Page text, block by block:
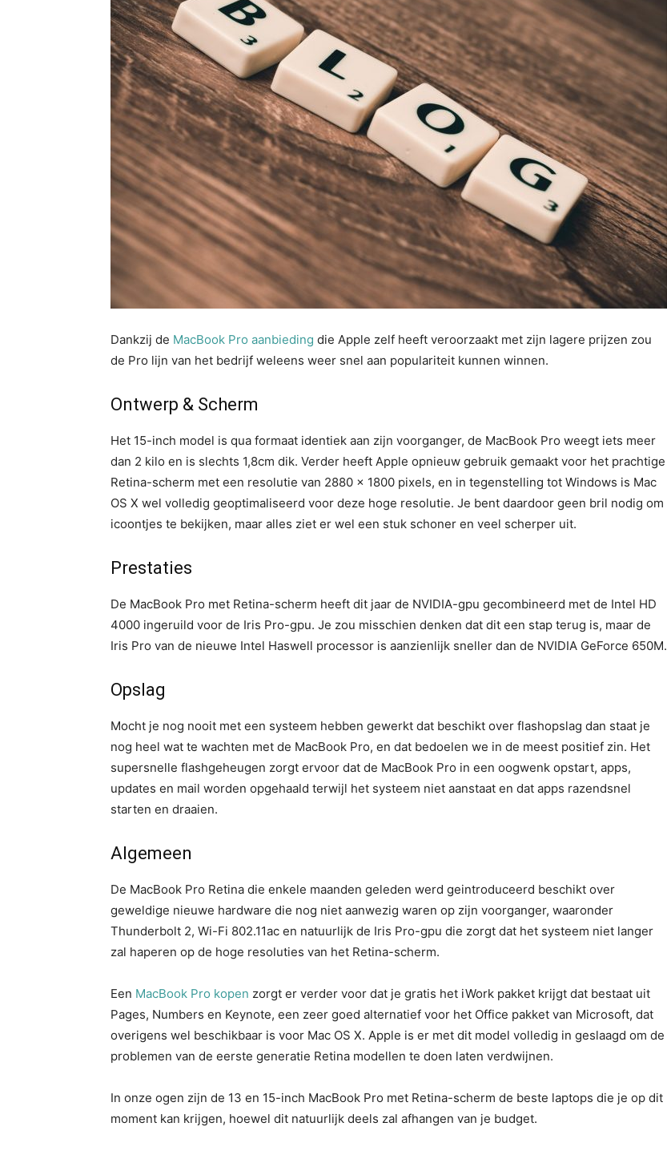
Dankzij de MacBook Pro aanbieding die Apple zelf heeft veroorzaakt met zijn lagere prijzen zou
de Pro lijn van het bedrijf weleens weer snel aan populariteit kunnen winnen.
Ontwerp & Scherm
Het 15-inch model is qua formaat identiek aan zijn voorganger, de MacBook Pro weegt iets meer
dan 2 kilo en is slechts 1,8cm dik. Verder heeft Apple opnieuw gebruik gemaakt voor het prachtige
Retina-scherm met een resolutie van 2880 x 1800 pixels, en in tegenstelling tot Windows is Mac
OS X wel volledig geoptimaliseerd voor deze hoge resolutie. Je bent daardoor geen bril nodig om
icoontjes te bekijken, maar alles ziet er wel een stuk schoner en veel scherper uit.
Prestaties
De MacBook Pro met Retina-scherm heeft dit jaar de NVIDIA-gpu gecombineerd met de Intel HD
4000 ingeruild voor de Iris Pro-gpu. Je zou misschien denken dat dit een stap terug is, maar de
Iris Pro van de nieuwe Intel Haswell processor is aanzienlijk sneller dan de NVIDIA GeForce 650M.
Opslag
Mocht je nog nooit met een systeem hebben gewerkt dat beschikt over flashopslag dan staat je
nog heel wat te wachten met de MacBook Pro, en dat bedoelen we in de meest positief zin. Het
supersnelle flashgeheugen zorgt ervoor dat de MacBook Pro in een oogwenk opstart, apps,
updates en mail worden opgehaald terwijl het systeem niet aanstaat en dat apps razendsnel
starten en draaien.
Algemeen
De MacBook Pro Retina die enkele maanden geleden werd geintroduceerd beschikt over
geweldige nieuwe hardware die nog niet aanwezig waren op zijn voorganger, waaronder
Thunderbolt 2, Wi-Fi 802.11ac en natuurlijk de Iris Pro-gpu die zorgt dat het systeem niet langer
zal haperen op de hoge resoluties van het Retina-scherm.
Een MacBook Pro kopen zorgt er verder voor dat je gratis het iWork pakket krijgt dat bestaat uit
Pages, Numbers en Keynote, een zeer goed alternatief voor het Office pakket van Microsoft, dat
overigens wel beschikbaar is voor Mac OS X. Apple is er met dit model volledig in geslaagd om de
problemen van de eerste generatie Retina modellen te doen laten verdwijnen.
In onze ogen zijn de 13 en 15-inch MacBook Pro met Retina-scherm de beste laptops die je op dit
moment kan krijgen, hoewel dit natuurlijk deels zal afhangen van je budget.